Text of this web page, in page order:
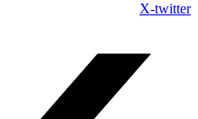
X-twitter